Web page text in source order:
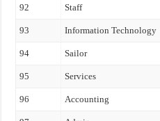
92 Staff
93 Information Technology
94 Sailor
95 Services
96 Accounting